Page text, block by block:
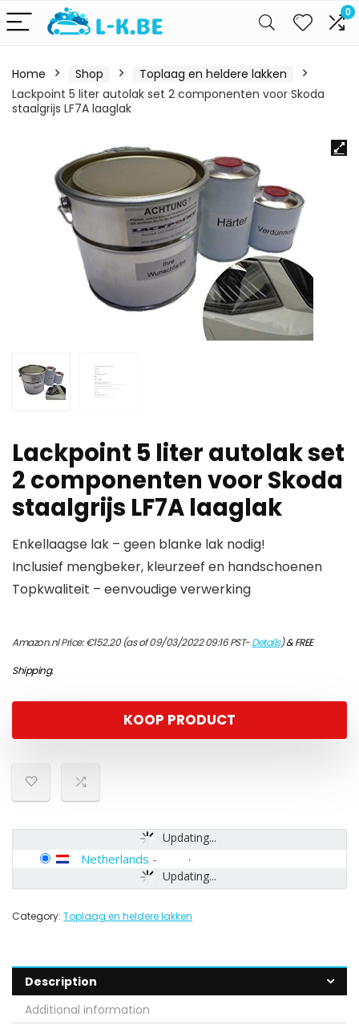
0
Home Shop
Toplaag en heldere lakken
Lackpoint 5 liter autolak set 2 componenten voor Skoda
staalgrijs LF7A laaglak
Lackpoint 5 liter autolak set
2 componenten voor Skoda
staalgrijs LF7A laaglak
Enkellaagse lak – geen blanke lak nodig!
Inclusief mengbeker, kleurzeef en handschoenen
Topkwaliteit – eenvoudige verwerking
Amazon.nl Price:€152.20(as of 09/03/2022 09:16 PST-Details)&FREE
Shipping.
KOOP PRODUCT
Updating...
Updating...
Netherlands -
Category: Toplaag en heldere lakken
Description
Additional information